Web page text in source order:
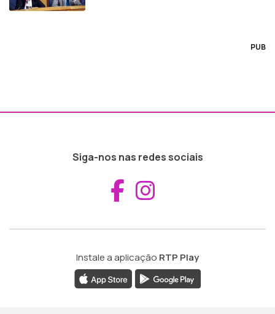
PUB
Siga-nos nas redes sociais
Aceder ao
Instale a aplicação RTP Play